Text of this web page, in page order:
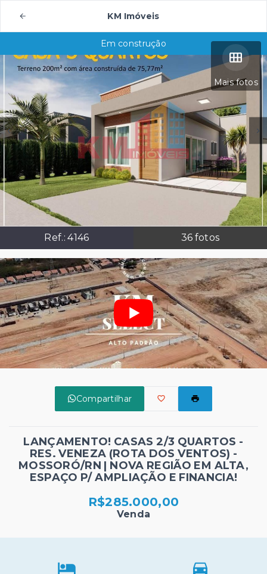
KM Imóveis
Mais fotos
Ref.:4146 36 fotos
Em construção
Compartilhar
LANÇAMENTO! CASAS 2/3 QUARTOS -
RES. VENEZA (ROTA DOS VENTOS) -
MOSSORÓ/RN | NOVA REGIÃO EM ALTA,
ESPAÇO P/ AMPLIAÇÃO E FINANCIA!
R$285.000,00
Venda